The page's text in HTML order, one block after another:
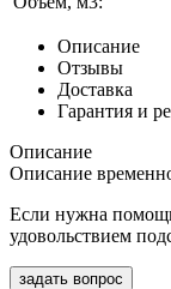
Описание
Отзывы
Доставка
Гарантия и
Описание
Описание
Если нужна
удовольствием
задать вопрос